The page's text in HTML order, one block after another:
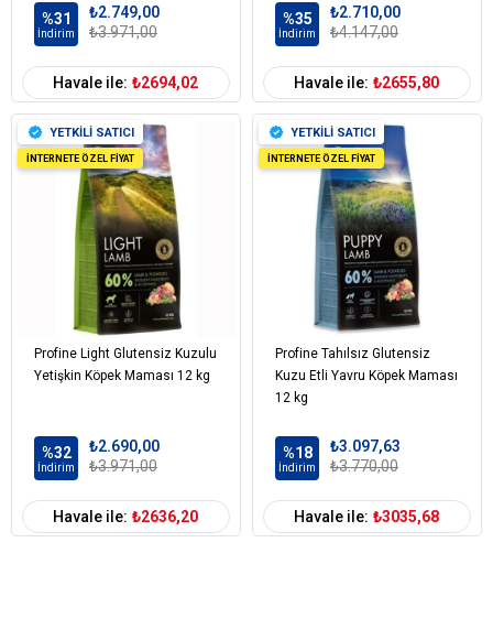
%31
İndirim
₺2.749,00
₺3.971,00
Havale ile: ₺2694,02
%35
İndirim
₺2.710,00
₺4.147,00
Havale ile: ₺2655,80
Profine Light Glutensiz Kuzulu
Yetişkin Köpek Maması 12 kg
%32
İndirim
₺2.690,00
₺3.971,00
YETKİLİ SATICI
İNTERNETE ÖZEL FİYAT
Havale ile: ₺2636,20
Profine Tahılsız Glutensiz
Kuzu Etli Yavru Köpek Maması
12 kg
%18
İndirim
₺3.097,63
₺3.770,00
YETKİLİ SATICI
İNTERNETE ÖZEL FİYAT
Havale ile: ₺3035,68